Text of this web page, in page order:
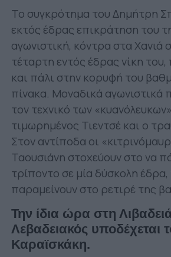
Το συγκρότημα του Δημήτρη
εκτός έδρας επικράτηση του
αγωνιστική, κόντρα στα Χανιά
τέταρτη εντός έδρας νίκη
και πάλι στην κορυφή του
πίνακα. Μοναδικά αγωνιστικά
τον τεχνικό των
τιμωρημένος Τιεντσέ και ο
Στον αντίποδα οι
Ταουσιάνη στοχεύουν στο να
τρίποντο σε μία δύσκολη
παραμείνουν στο ρετιρέ της
Την ίδια ώρα στη
Λεβαδειακός υποδέχεται
Καραϊσκάκη.